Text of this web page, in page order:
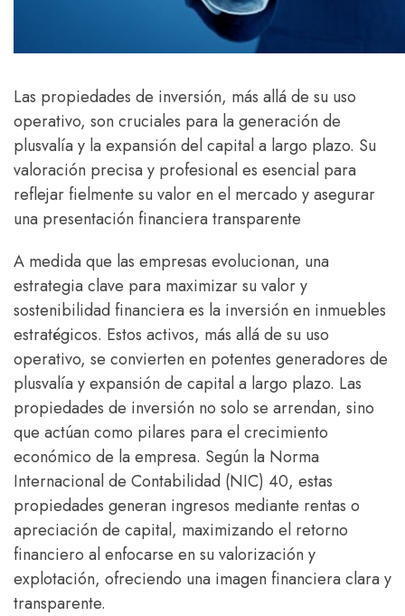
Las propiedades de inversión, más allá de su uso
operativo, son cruciales para la generación de
plusvalía y la expansión del capital a largo plazo. Su
valoración precisa y profesional es esencial para
reflejar fielmente su valor en el mercado y asegurar
una presentación financiera transparente
A medida que las empresas evolucionan, una
estrategia clave para maximizar su valor y
sostenibilidad financiera es la inversión en inmuebles
estratégicos. Estos activos, más allá de su uso
operativo, se convierten en potentes generadores de
plusvalía y expansión de capital a largo plazo. Las
propiedades de inversión no solo se arrendan, sino
que actúan como pilares para el crecimiento
económico de la empresa. Según la Norma
Internacional de Contabilidad (NIC) 40, estas
propiedades generan ingresos mediante rentas o
apreciación de capital, maximizando el retorno
financiero al enfocarse en su valorización y
explotación, ofreciendo una imagen financiera clara y
transparente.